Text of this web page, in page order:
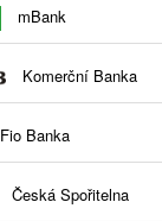
mBank
Komerční Banka
Fio Banka
Česká Spořitelna